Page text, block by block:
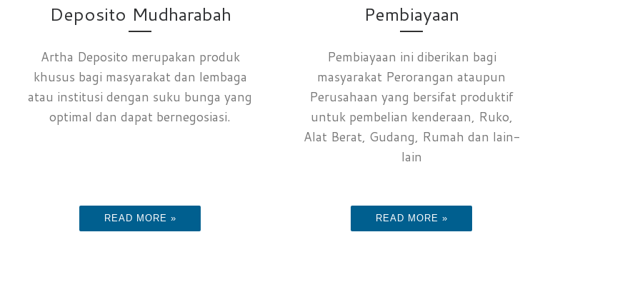
Deposito Mudharabah
Artha Deposito merupakan produk
khusus bagi masyarakat dan lembaga
atau institusi dengan suku bunga yang
optimal dan dapat bernegosiasi.
READ MORE »
Pembiayaan
Pembiayaan ini diberikan bagi
masyarakat Perorangan ataupun
Perusahaan yang bersifat produktif
untuk pembelian kenderaan, Ruko,
Alat Berat, Gudang, Rumah dan lain-
lain
READ MORE »